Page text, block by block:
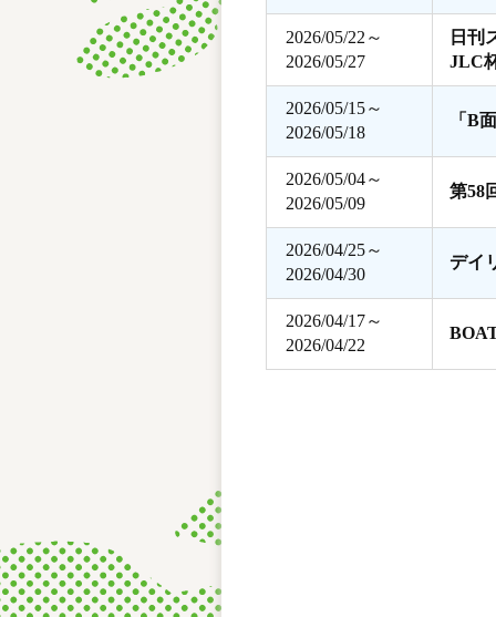
2026/05/22～
2026/05/27
日刊
JLC
2026/05/15～
2026/05/18
「B
2026/05/04～
2026/05/09
第58
2026/04/25～
2026/04/30
デイ
2026/04/17～
2026/04/22